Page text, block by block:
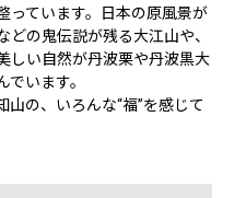
っています。日本の原風景が
の鬼伝説が残る大江山や、
しい自然が丹波栗や丹波黒大
います。
の、いろんな“福”を感じて